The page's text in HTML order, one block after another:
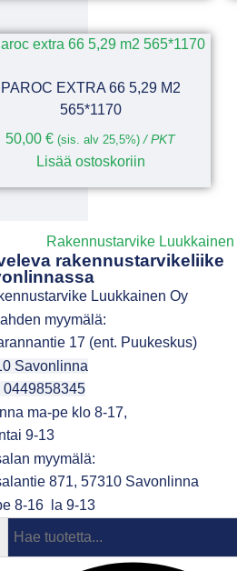
PAROC EXTRA 66 5,29 M2
565*1170
50,00 € (sis. alv 25,5%) / PKT
Lisää ostoskoriin
rakennustarvikeliike
Luukkainen Oy
myymälä:
17 (ent. Puukeskus)
Savonlinna
0449858345
ma-pe klo 8-17,
9-13
myymälä:
871, 57310 Savonlinna
8-16 la 9-13